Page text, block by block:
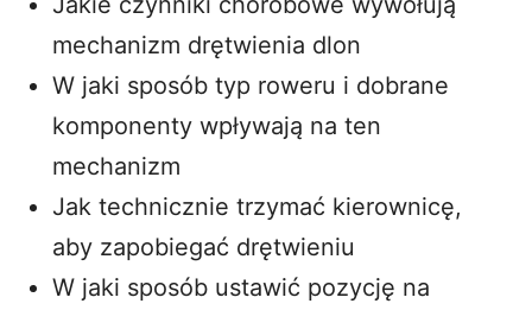
mechanizm drętwienia dlon
W jaki sposób typ roweru i dobrane
komponenty wpływają na ten
mechanizm
Jak technicznie trzymać kierownicę,
aby zapobiegać drętwieniu
W jaki sposób ustawić pozycję na